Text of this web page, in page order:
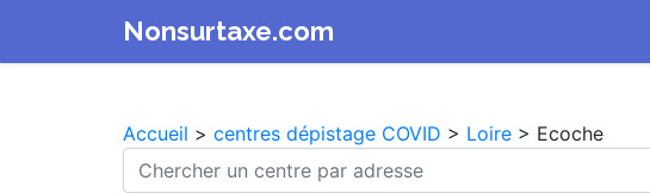
Nonsurtaxe.com
Accueil > centres dépistage COVID > Loire > Ecoche